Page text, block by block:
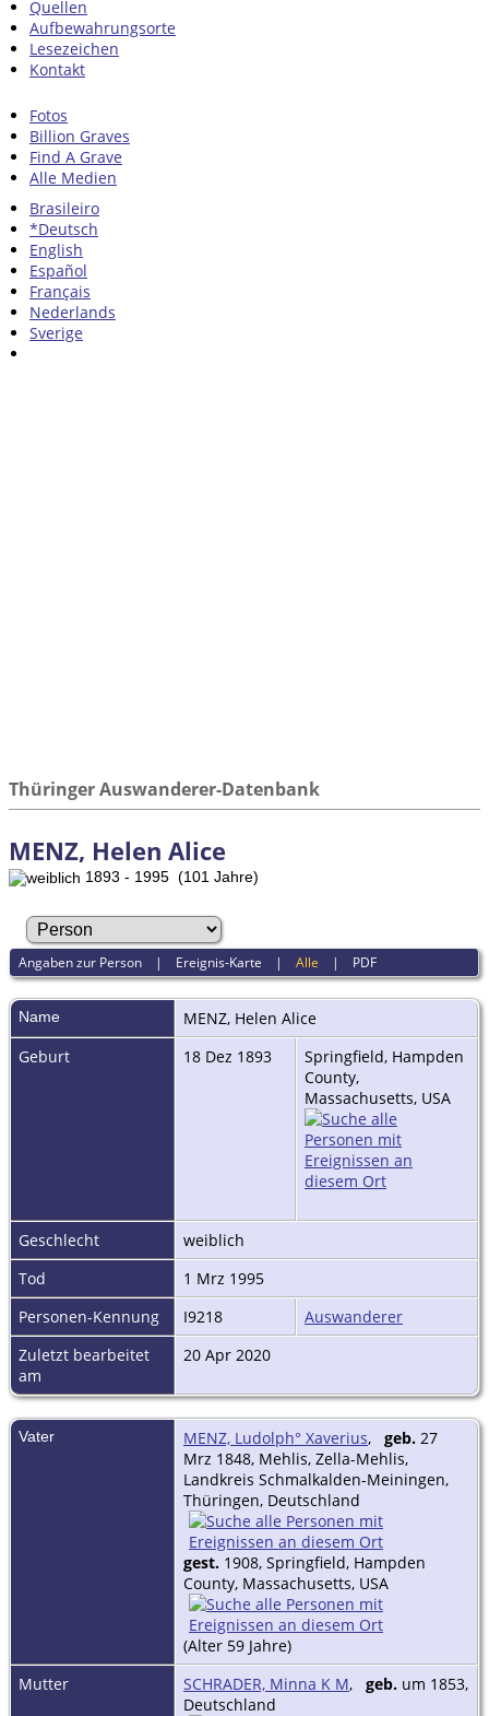
Fotos
Billion Graves
Find A Grave
Alle Medien
Quellen
Aufbewahrungsorte
Lesezeichen
Kontakt
Brasileiro
*Deutsch
English
Español
Français
Nederlands
Sverige
Thüringer Auswanderer-Datenbank
MENZ, Helen Alice
1893 - 1995 (101 Jahre)
Angaben zur Person | Ereignis-Karte |Alle | PDF
Name MENZ, Helen Alice
Geburt
18 Dez 1893
Springfield, Hampden
County,
Massachusetts, USA
Geschlecht
weiblich
Tod
1 Mrz 1995
Personen-Kennung
I9218
Auswanderer
Zuletzt bearbeitet
am
20 Apr 2020
Vater MENZ, Ludolph° Xaverius, geb. 27
Mrz 1848, Mehlis, Zella-Mehlis,
Landkreis Schmalkalden-Meiningen,
Thüringen, Deutschland
gest. 1908, Springfield, Hampden
County, Massachusetts, USA
(Alter 59 Jahre)
Mutter
SCHRADER, Minna K M, geb. um 1853,
Deutschland